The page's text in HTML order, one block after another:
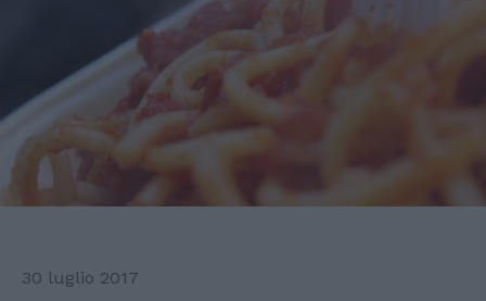
30 luglio 2017